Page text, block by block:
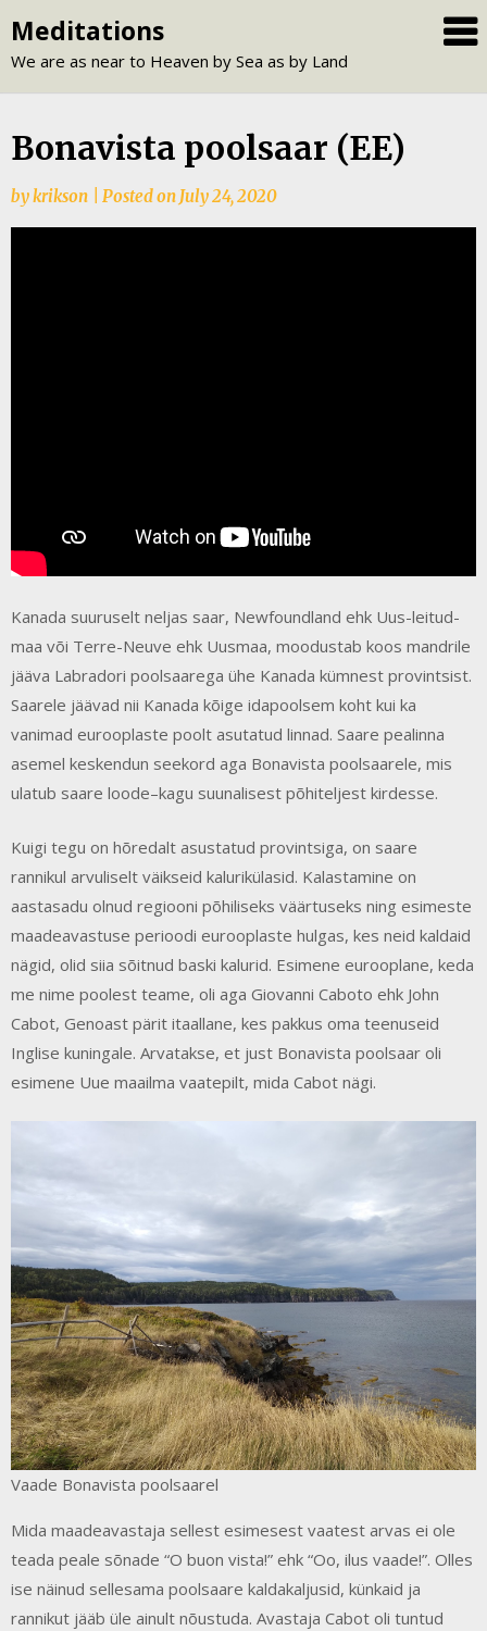
to
content
Meditations
We are as near to Heaven by Sea as by Land
Bonavista poolsaar (EE)
bykrikson Posted on July 24, 2020
Kanada suuruselt neljas saar, Newfoundland ehk Uus-leitud-
maa või Terre-Neuve ehk Uusmaa, moodustab koos mandrile
jääva Labradori poolsaarega ühe Kanada kümnest provintsist.
Saarele jäävad nii Kanada kõige idapoolsem koht kui ka
vanimad eurooplaste poolt asutatud linnad. Saare pealinna
asemel keskendun seekord aga Bonavista poolsaarele, mis
ulatub saare loode–kagu suunalisest põhiteljest kirdesse.
Kuigi tegu on hõredalt asustatud provintsiga, on saare
rannikul arvuliselt väikseid kalurikülasid. Kalastamine on
aastasadu olnud regiooni põhiliseks väärtuseks ning esimeste
maadeavastuse perioodi eurooplaste hulgas, kes neid kaldaid
nägid, olid siia sõitnud baski kalurid. Esimene eurooplane, keda
me nime poolest teame, oli aga Giovanni Caboto ehk John
Cabot, Genoast pärit itaallane, kes pakkus oma teenuseid
Inglise kuningale. Arvatakse, et just Bonavista poolsaar oli
esimene Uue maailma vaatepilt, mida Cabot nägi.
Vaade Bonavista poolsaarel
Mida maadeavastaja sellest esimesest vaatest arvas ei ole
teada peale sõnade “O buon vista!” ehk “Oo, ilus vaade!”. Olles
ise näinud sellesama poolsaare kaldakaljusid, künkaid ja
rannikut jääb üle ainult nõustuda. Avastaja Cabot oli tuntud